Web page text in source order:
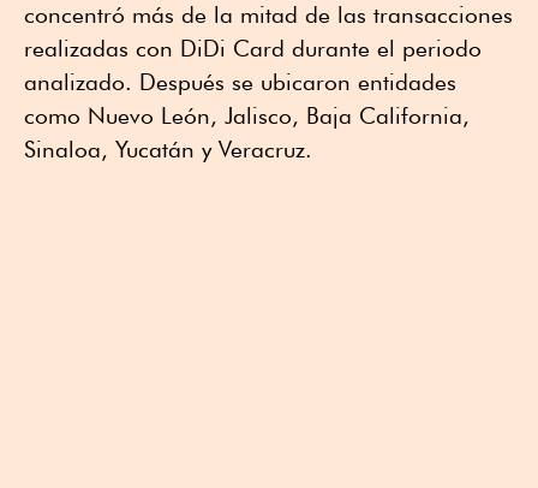
concentró más de la mitad de las transacciones
realizadas con DiDi Card durante el periodo
analizado. Después se ubicaron entidades
como Nuevo León, Jalisco, Baja California,
Sinaloa, Yucatán y Veracruz.